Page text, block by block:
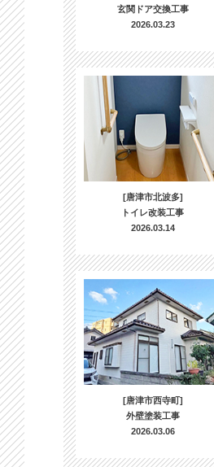
玄関ドア交換工事
2026.03.23
[唐津市北波多]
トイレ改装工事
2026.03.14
[唐津市西寺町]
外壁塗装工事
2026.03.06